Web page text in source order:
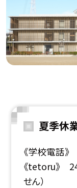
夏季休
《学校電話
《tetoru》
せん）